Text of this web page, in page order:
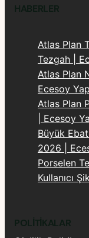
HABERLER
Atlas Plan
Tezgah |
Atlas Plan
Ecesoy
Atlas Plan
| Ecesoy
Büyük
2026 |
Porselen
Kullanıcı
POLITIKALAR